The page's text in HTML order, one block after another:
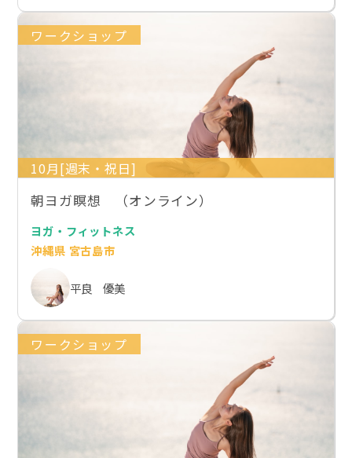
ワークショップ
10月[週末・祝日]
朝ヨガ瞑想 （オンライン）
ヨガ・フィットネス
沖縄県 宮古島市
平良 優美
ワークショップ